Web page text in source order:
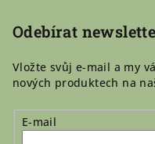
Odebírat
Vložte svůj e-mail a my
nových produktech na
E-mail